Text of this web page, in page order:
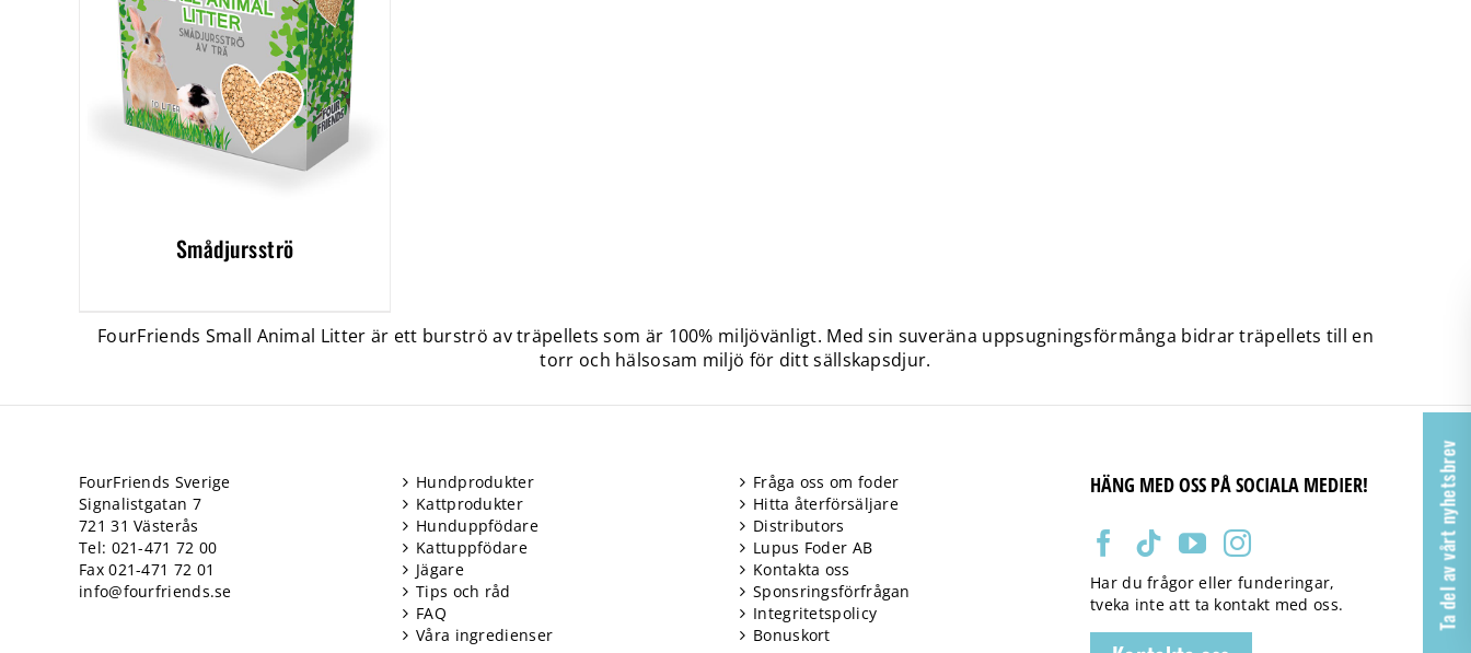
Ta del av vårt nyhetsbrev
Smådjursströ
FourFriends Small Animal Litter är ett burströ av träpellets som är 100% miljövänligt. Med sin suveräna uppsugningsförmånga bidrar träpellets till en
torr och hälsosam miljö för ditt sällskapsdjur.
FourFriends Sverige
Signalistgatan 7
721 31 Västerås
Tel: 021-471 72 00
Fax 021-471 72 01
info@fourfriends.se
Hundprodukter
Kattprodukter
Hunduppfödare
Kattuppfödare
Jägare
Tips och råd
FAQ
Våra ingredienser
Fråga oss om foder
Hitta återförsäljare
Distributors
Lupus Foder AB
Kontakta oss
Sponsringsförfrågan
Integritetspolicy
Bonuskort
HÄNG MED OSS PÅ SOCIALA MEDIER!
Har du frågor eller funderingar,
tveka inte att ta kontakt med oss.